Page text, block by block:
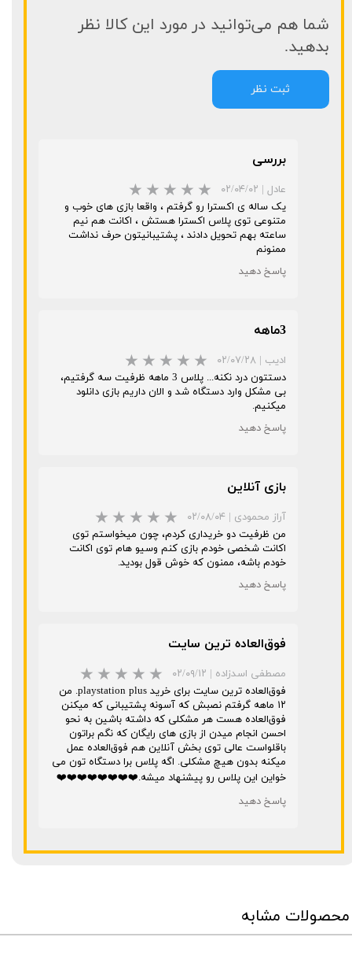
★
شما هم می‌توانید در مورد این کالا نظر
بدهید.
ثبت نظر
بررسی
عادل | ۰۲/۰۴/۰۲
یک ساله ی اکسترا رو گرفتم ، واقعا بازی های خوب و
متنوعی توی پلاس اکسترا هستش ، اکانت هم نیم
ساعته بهم تحویل دادند ، پشتیبانیتون حرف نداشت
ممنونم
پاسخ دهید
3ماهه
ادیب | ۰۲/۰۷/۲۸
دستتون درد نکنه... پلاس 3 ماهه ظرفیت سه گرفتیم،
بی مشکل وارد دستگاه شد و الان داریم بازی دانلود
میکنیم.
پاسخ دهید
بازی آنلاین
آراز محمودی | ۰۲/۰۸/۰۴
من ظرفیت دو خریداری کردم، چون میخواستم توی
اکانت شخصی خودم بازی کنم وسیو هام توی اکانت
خودم باشه، ممنون که خوش قول بودید.
پاسخ دهید
فوق‌العاده ترین سایت
مصطفی اسدزاده | ۰۲/۰۹/۱۲
فوق‌العاده ترین سایت برای خرید playstation plus. من
۱۲ ماهه گرفتم نصبش که آسونه پشتیبانی که میکنن
فوق‌العاده هست هر مشکلی که داشته باشین به نحو
احسن انجام میدن از بازی های رایگان که نگم براتون
باقلواست عالی توی بخش آنلاين هم فوق‌العاده عمل
میکنه بدون هیچ مشکلی. اگه پلاس برا دستگاه تون می
خواین این پلاس رو پیشنهاد میشه.❤️❤️❤️❤️❤️❤️❤️❤️
پاسخ دهید
محصولات مشابه